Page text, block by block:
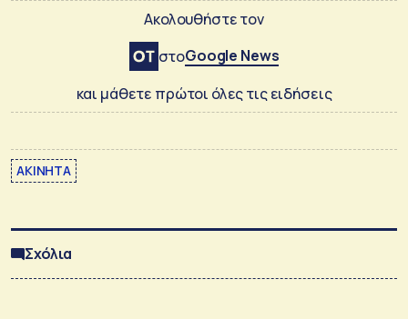
Ακολουθήστε τον
στοGoogle News
και μάθετε πρώτοι όλες τις ειδήσεις
ΑΚΙΝΗΤΑ
Σχόλια